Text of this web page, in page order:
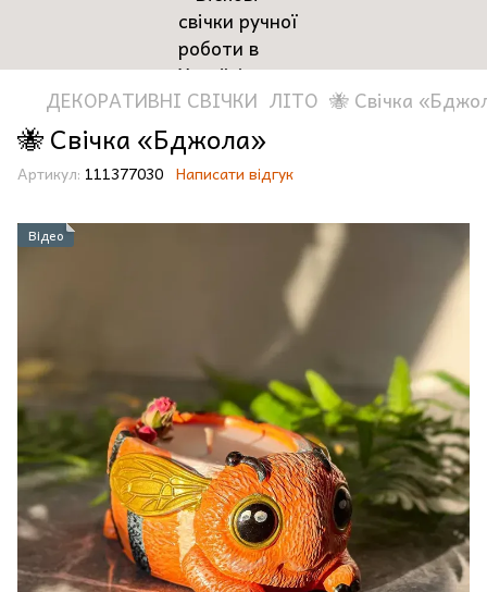
ДЕКОРАТИВНІ СВІЧКИ ЛІТО 🐝 Свічка
🐝 Свічка «Бджола»
Артикул: 111377030 Написати відгук
Відео